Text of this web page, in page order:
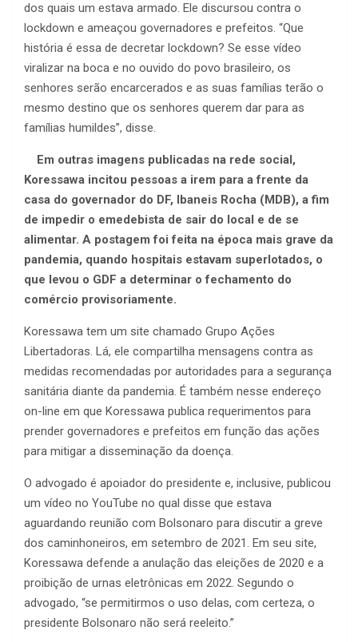
dos quais um estava armado. Ele discursou contra o
lockdown e ameaçou governadores e prefeitos. “Que
história é essa de decretar lockdown? Se esse vídeo
viralizar na boca e no ouvido do povo brasileiro, os
senhores serão encarcerados e as suas famílias terão o
mesmo destino que os senhores querem dar para as
famílias humildes”, disse.
Em outras imagens publicadas na rede social,
Koressawa incitou pessoas a irem para a frente da
casa do governador do DF, Ibaneis Rocha (MDB), a fim
de impedir o emedebista de sair do local e de se
alimentar. A postagem foi feita na época mais grave da
pandemia, quando hospitais estavam superlotados, o
que levou o GDF a determinar o fechamento do
comércio provisoriamente.
Koressawa tem um site chamado Grupo Ações
Libertadoras. Lá, ele compartilha mensagens contra as
medidas recomendadas por autoridades para a segurança
sanitária diante da pandemia. É também nesse endereço
on-line em que Koressawa publica requerimentos para
prender governadores e prefeitos em função das ações
para mitigar a disseminação da doença.
O advogado é apoiador do presidente e, inclusive, publicou
um vídeo no YouTube no qual disse que estava
aguardando reunião com Bolsonaro para discutir a greve
dos caminhoneiros, em setembro de 2021. Em seu site,
Koressawa defende a anulação das eleições de 2020 e a
proibição de urnas eletrônicas em 2022. Segundo o
advogado, “se permitirmos o uso delas, com certeza, o
presidente Bolsonaro não será reeleito.”